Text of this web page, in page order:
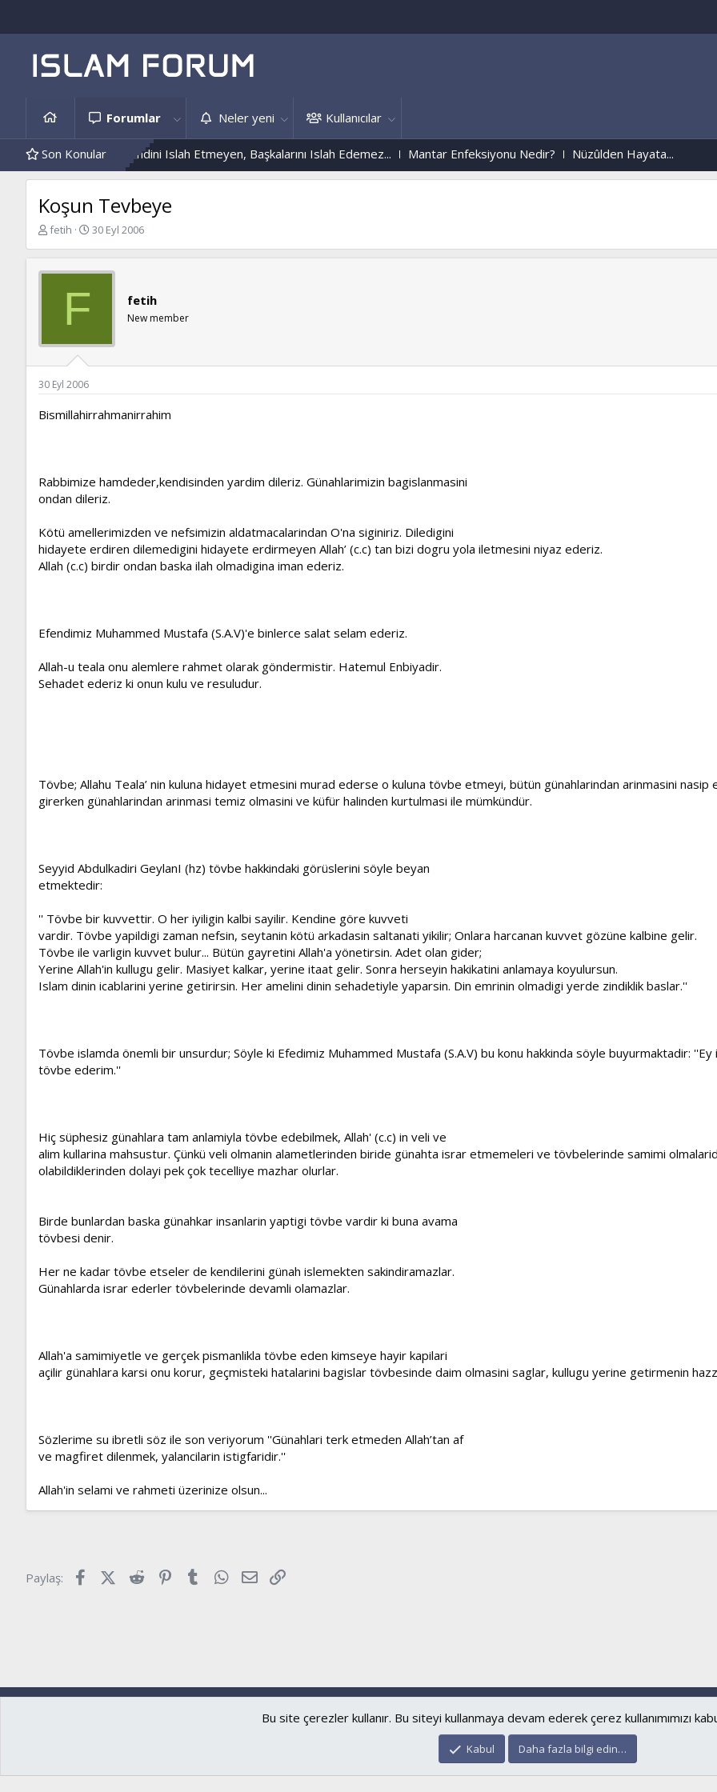
Forumlar Neler yeni Kullanıcılar
Son Konular
Örnekleri Kendini Islah Etmeyen, Başkalarını Islah Edemez... Mantar Enfeksiyonu Nedir? Nüzûlden Hayata...
Koşun Tevbeye
K
b
a
a
a
fetih
B
l
ç
h
30 Eyl 2006
F fetih
New member
30 Eyl 2006
Bismillahirrahmanirrahim
Rabbimize hamdeder,kendisinden yardim dileriz. Günahlarimizin bagislanmasini
ondan dileriz.
Kötü amellerimizden ve nefsimizin aldatmacalarindan O'na siginiriz. Diledigini
hidayete erdiren dilemedigini hidayete erdirmeyen Allah’ (c.c) tan bizi dogru yola iletmesini niyaz ederiz.
Allah (c.c) birdir ondan baska ilah olmadigina iman ederiz.
Efendimiz Muhammed Mustafa (S.A.V)'e binlerce salat selam ederiz.
Allah-u teala onu alemlere rahmet olarak göndermistir. Hatemul Enbiyadir.
Sehadet ederiz ki onun kulu ve resuludur.
Tövbe; Allahu Teala’ nin kuluna hidayet etmesini murad ederse o kuluna tövbe etmeyi, bütün günahlarindan arinmasini
girerken günahlarindan arinmasi temiz olmasini ve küfür halinden kurtulmasi ile mümkündür.
Seyyid Abdulkadiri GeylanI (hz) tövbe hakkindaki görüslerini söyle beyan
etmektedir:
'' Tövbe bir kuvvettir. O her iyiligin kalbi sayilir. Kendine göre kuvveti
vardir. Tövbe yapildigi zaman nefsin, seytanin kötü arkadasin saltanati yikilir; Onlara harcanan kuvvet gözüne kalbine gelir.
Tövbe ile varligin kuvvet bulur... Bütün gayretini Allah'a yönetirsin. Adet olan gider;
Yerine Allah'in kullugu gelir. Masiyet kalkar, yerine itaat gelir. Sonra herseyin hakikatini anlamaya koyulursun.
Islam dinin icablarini yerine getirirsin. Her amelini dinin sehadetiyle yaparsin. Din emrinin olmadigi yerde zindiklik baslar.''
Tövbe islamda önemli bir unsurdur; Söyle ki Efedimiz Muhammed Mustafa (S.A.V) bu konu hakkinda söyle buyurmaktadir:
tövbe ederim.''
Hiç süphesiz günahlara tam anlamiyla tövbe edebilmek, Allah' (c.c) in veli ve
alim kullarina mahsustur. Çünkü veli olmanin alametlerinden biride günahta israr etmemeleri ve tövbelerinde samimi
olabildiklerinden dolayi pek çok tecelliye mazhar olurlar.
Birde bunlardan baska günahkar insanlarin yaptigi tövbe vardir ki buna avama
tövbesi denir.
Her ne kadar tövbe etseler de kendilerini günah islemekten sakindiramazlar.
Günahlarda israr ederler tövbelerinde devamli olamazlar.
Allah'a samimiyetle ve gerçek pismanlikla tövbe eden kimseye hayir kapilari
açilir günahlara karsi onu korur, geçmisteki hatalarini bagislar tövbesinde daim olmasini saglar, kullugu yerine getirmenin
Sözlerime su ibretli söz ile son veriyorum ''Günahlari terk etmeden Allah’tan af
ve magfiret dilenmek, yalancilarin istigfaridir.''
Allah'in selami ve rahmeti üzerinize olsun...
Paylaş: FacebookX (Twitter)
Reddit PinterestTumblrWhatsApp
E-posta
Community platform by XenForo
© 2010-2024 XenForo Ltd.
islamforum.com.tr © 2001 - 2024